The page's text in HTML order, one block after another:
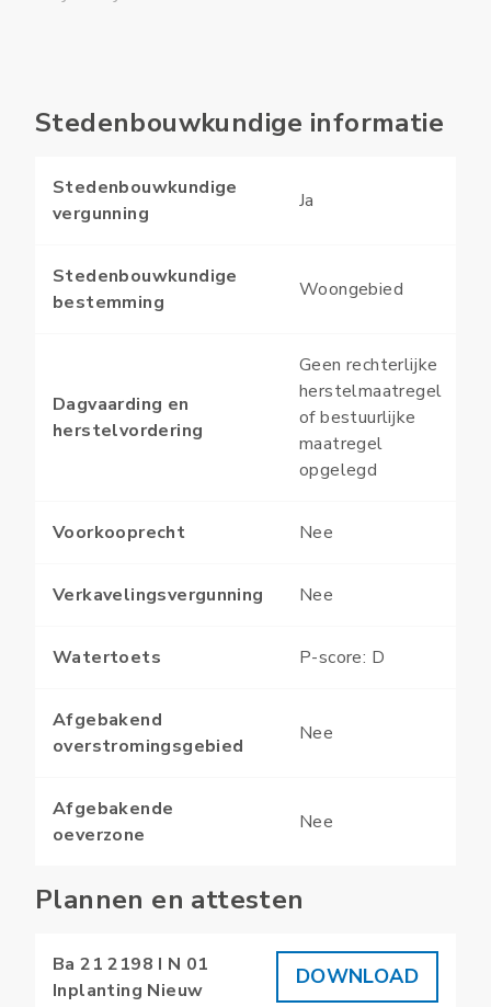
Stedenbouwkundige informatie
Stedenbouwkundige
vergunning
Ja
Stedenbouwkundige
bestemming
Woongebied
Dagvaarding en
herstelvordering
Geen rechterlijke
herstelmaatregel
of bestuurlijke
maatregel
opgelegd
Voorkooprecht Nee
Verkavelingsvergunning Nee
Watertoets P-score: D
Afgebakend
overstromingsgebied
Nee
Afgebakende
oeverzone
Nee
Plannen en attesten
Ba 21 2198 I N 01
Inplanting Nieuw
DOWNLOAD